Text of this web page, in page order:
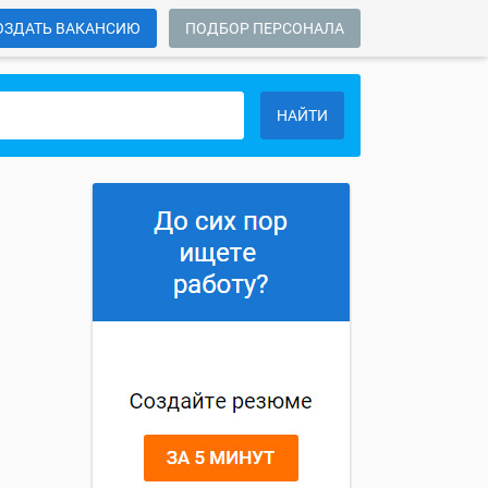
ВАКАНСИЮ ПОДБОР ПЕРСОНАЛА
НАЙТИ